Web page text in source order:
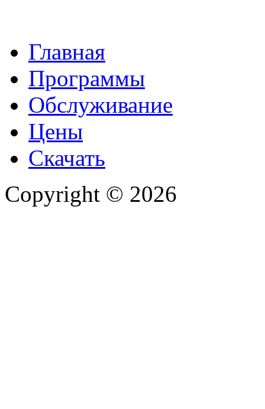
Главная
Программы
Обслуживание
Цены
Скачать
Copyright © 2026